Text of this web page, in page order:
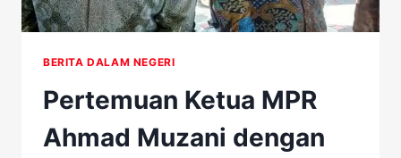
BERITA DALAM NEGERI
Pertemuan Ketua MPR
Ahmad Muzani dengan